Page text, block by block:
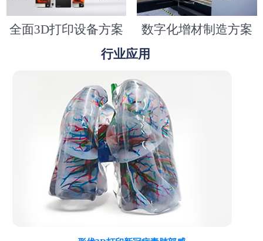
全面3D打印设备方案
数字化增材制造方案
行业应用